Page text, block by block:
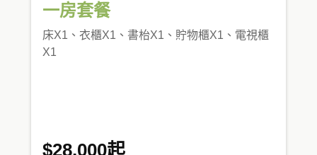
一房套餐
床X1、衣櫃X1、書枱X1、貯物櫃X1、電視櫃
X1
$28,000起